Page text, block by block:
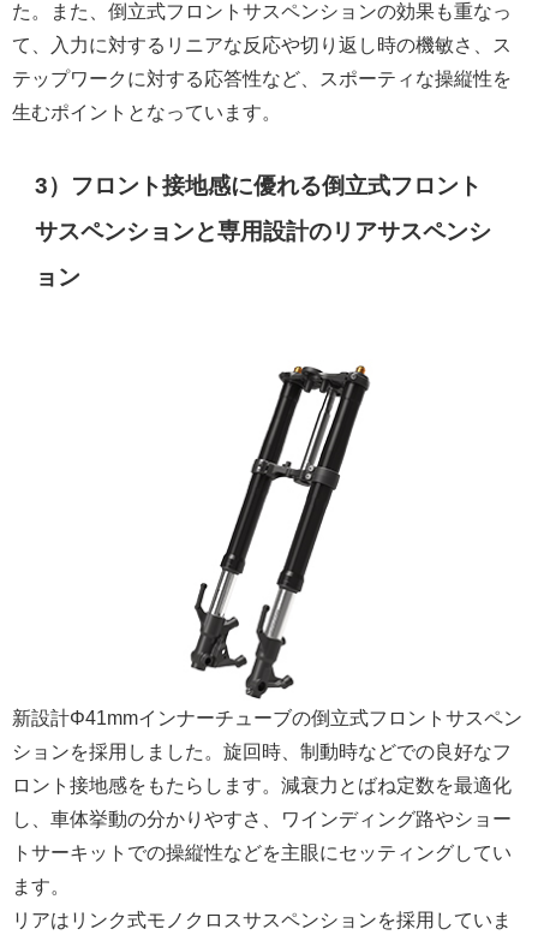
た。また、倒立式フロントサスペンションの効果も重なっ
て、入力に対するリニアな反応や切り返し時の機敏さ、ス
テップワークに対する応答性など、スポーティな操縦性を
生むポイントとなっています。
3）フロント接地感に優れる倒立式フロント
サスペンションと専用設計のリアサスペンシ
ョン
新設計Φ41mmインナーチューブの倒立式フロントサスペン
ションを採用しました。旋回時、制動時などでの良好なフ
ロント接地感をもたらします。減衰力とばね定数を最適化
し、車体挙動の分かりやすさ、ワインディング路やショー
トサーキットでの操縦性などを主眼にセッティングしてい
ます。
リアはリンク式モノクロスサスペンションを採用していま